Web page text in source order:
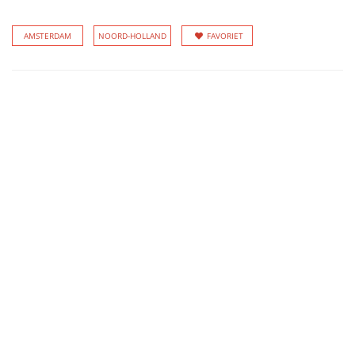
AMSTERDAM NOORD-HOLLAND FAVORIET